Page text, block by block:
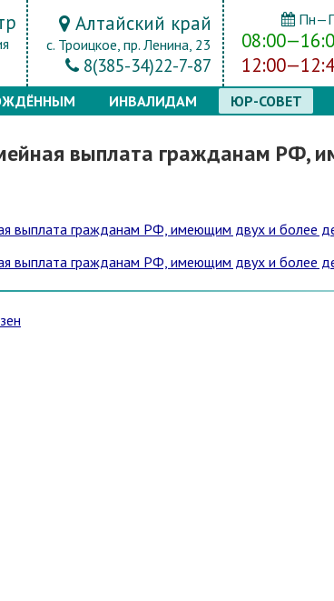
Алтайский край
с. Троицкое, пр. Ленина, 23
8(385-34)22-7-87
ИНВАЛИДАМ ЮР-СОВЕТ
выплата гражданам РФ,